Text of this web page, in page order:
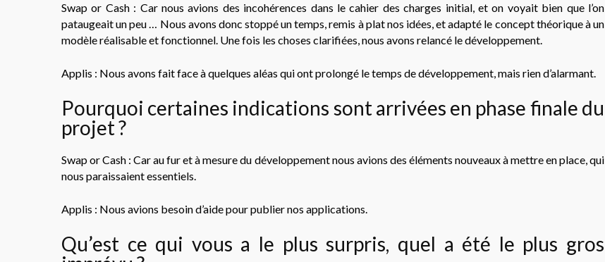
Swap or Cash : Car nous avions des incohérences dans le cahier des charges initial, et on voyait bien que l’on
pataugeait un peu … Nous avons donc stoppé un temps, remis à plat nos idées, et adapté le concept théorique à un
modèle réalisable et fonctionnel. Une fois les choses clarifiées, nous avons relancé le développement.
Applis : Nous avons fait face à quelques aléas qui ont prolongé le temps de développement, mais rien d’alarmant.
Pourquoi certaines indications sont arrivées en phase finale du
projet ?
Swap or Cash : Car au fur et à mesure du développement nous avions des éléments nouveaux à mettre en place, qui
nous paraissaient essentiels.
Applis : Nous avions besoin d’aide pour publier nos applications.
Qu’est ce qui vous a le plus surpris, quel a été le plus gros